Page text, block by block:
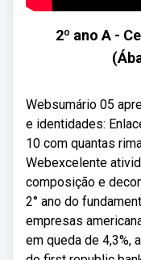
2º ano A -
Websumário 05
e identidades:
10 com quantas
Webexcelente
composição e
2° ano do
empresas
em queda de 4,3%,